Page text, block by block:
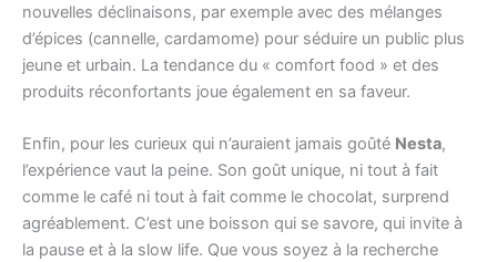
nouvelles déclinaisons, par exemple avec des mélanges
d’épices (cannelle, cardamome) pour séduire un public plus
jeune et urbain. La tendance du « comfort food » et des
produits réconfortants joue également en sa faveur.
Enfin, pour les curieux qui n’auraient jamais goûté Nesta,
l’expérience vaut la peine. Son goût unique, ni tout à fait
comme le café ni tout à fait comme le chocolat, surprend
agréablement. C’est une boisson qui se savore, qui invite à
la pause et à la slow life. Que vous soyez à la recherche